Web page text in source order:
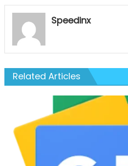
Speedinx
Related Articles